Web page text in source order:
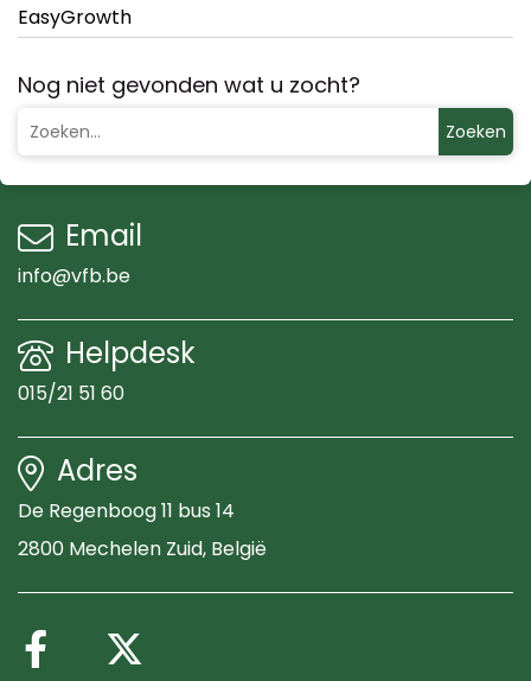
EasyGrowth
Nog niet gevonden wat u zocht?
Zoeken
Email
info@vfb.be
Helpdesk
015/21 51 60
Adres
De Regenboog 11 bus 14
2800 Mechelen Zuid, België
Volg ons op Facebook